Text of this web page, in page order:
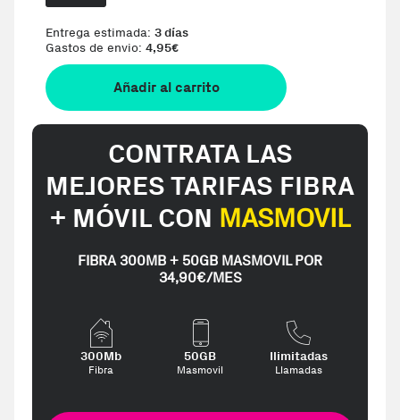
Entrega estimada: 3 días
Gastos de envio: 4,95€
Añadir al carrito
CONTRATA LAS
MEJORES TARIFAS FIBRA
+ MÓVIL CON MASMOVIL
FIBRA 300MB + 50GB MASMOVIL POR
34,90€/MES
300Mb
Fibra
50GB
Masmovil
Ilimitadas
Llamadas